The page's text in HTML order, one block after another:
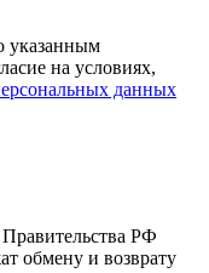
указанным
на условиях,
данных
РФ
обмену и возврату